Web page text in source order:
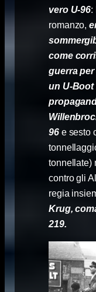
vero U-96:
romanzo,
come
guerra
un U-Boot
96e sesto
tonnellate)
contro gli
regia
Krug,
219.